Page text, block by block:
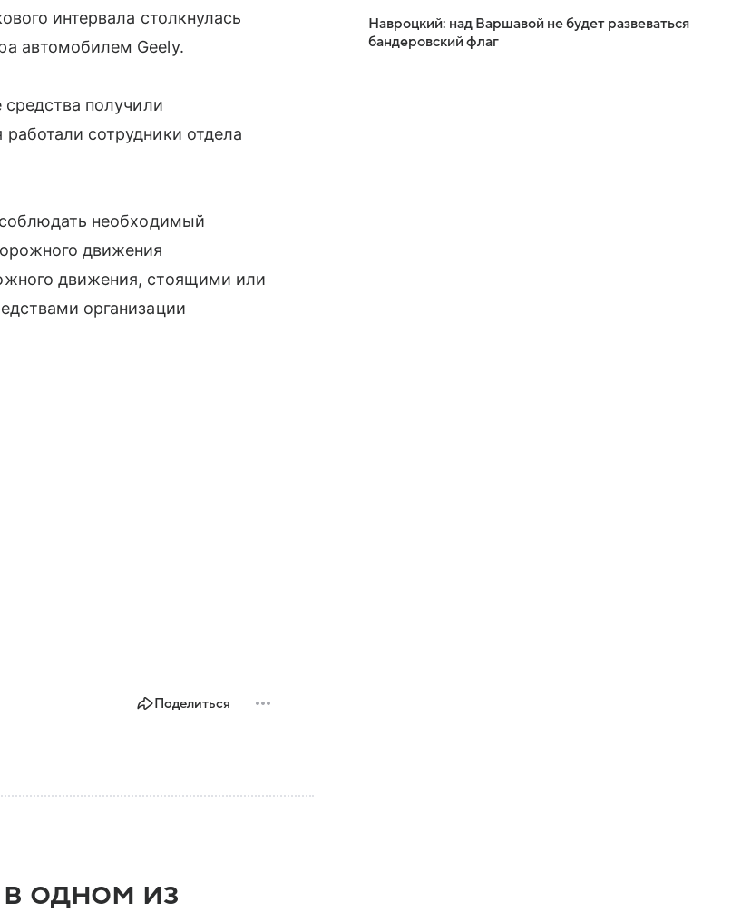
интервала столкнулась
автомобилем Geely.
получили
сотрудники отдела
необходимый
движения
движения, стоящими или
организации
Поделиться
одном из
Навроцкий: над Варшавой не будет развеваться
бандеровский флаг